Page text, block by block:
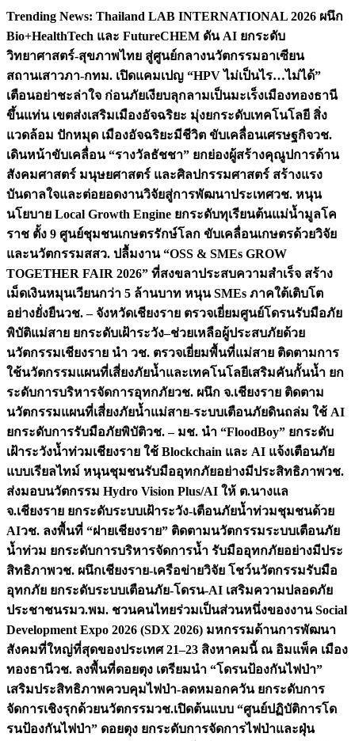
Skip
content
Trending News: Thailand LAB INTERNATIONAL 2026 ผนึก
Bio+HealthTech และ FutureCHEM ดัน AI ยกระดับ
วิทยาศาสตร์-สุขภาพไทย สู่ศูนย์กลางนวัตกรรมอาเซียน
สถานเสาวภา-กทม. เปิดแคมเปญ “HPV ไม่เป็นไร…ไม่ได้”
เตือนอย่าชะล่าใจ ก่อนภัยเงียบลุกลามเป็นมะเร็งเมืองทองธานี
ขึ้นแท่น เขตส่งเสริมเมืองอัจฉริยะ มุ่งยกระดับเทคโนโลยี สิ่ง
แวดล้อม ปักหมุด เมืองอัจฉริยะมีชีวิต ขับเคลื่อนเศรษฐกิจวช.
เดินหน้าขับเคลื่อน “รางวัลธัชชา” ยกย่องผู้สร้างคุณูปการด้าน
สังคมศาสตร์ มนุษยศาสตร์ และศิลปกรรมศาสตร์ สร้างแรง
บันดาลใจและต่อยอดงานวิจัยสู่การพัฒนาประเทศวช. หนุน
นโยบาย Local Growth Engine ยกระดับทุเรียนต้นแม่น้ำมูลโค
ราช ตั้ง 9 ศูนย์ชุมชนเกษตรรักษ์โลก ขับเคลื่อนเกษตรด้วยวิจัย
และนวัตกรรมสสว. ปลื้มงาน “OSS & SMEs GROW
TOGETHER FAIR 2026” ที่สงขลาประสบความสำเร็จ สร้าง
เม็ดเงินหมุนเวียนกว่า 5 ล้านบาท หนุน SMEs ภาคใต้เติบโต
อย่างยั่งยืนวช. – จังหวัดเชียงราย ตรวจเยี่ยมศูนย์โดรนรับมือภัย
พิบัติแม่สาย ยกระดับเฝ้าระวัง–ช่วยเหลือผู้ประสบภัยด้วย
นวัตกรรมเชียงราย นำ วช. ตรวจเยี่ยมพื้นที่แม่สาย ติดตามการ
ใช้นวัตกรรมแผนที่เสี่ยงภัยน้ำและเทคโนโลยีเสริมคันกั้นน้ำ ยก
ระดับการบริหารจัดการอุทกภัยวช. ผนึก จ.เชียงราย ติดตาม
นวัตกรรมแผนที่เสี่ยงภัยน้ำแม่สาย-ระบบเตือนภัยดินถล่ม ใช้ AI
ยกระดับการรับมือภัยพิบัติวช. – มช. นำ “FloodBoy” ยกระดับ
เฝ้าระวังน้ำท่วมเชียงราย ใช้ Blockchain และ AI แจ้งเตือนภัย
แบบเรียลไทม์ หนุนชุมชนรับมืออุทกภัยอย่างมีประสิทธิภาพวช.
ส่งมอบนวัตกรรม Hydro Vision Plus/AI ให้ ต.นางแล
จ.เชียงราย ยกระดับระบบเฝ้าระวัง-เตือนภัยน้ำท่วมชุมชนด้วย
AIวช. ลงพื้นที่ “ฝายเชียงราย” ติดตามนวัตกรรมระบบเตือนภัย
น้ำท่วม ยกระดับการบริหารจัดการน้ำ รับมืออุทกภัยอย่างมีประ
สิทธิภาพวช. ผนึกเชียงราย-เครือข่ายวิจัย โชว์นวัตกรรมรับมือ
อุทกภัย ยกระดับระบบเตือนภัย-โดรน-AI เสริมความปลอดภัย
ประชาชนรมว.พม. ชวนคนไทยร่วมเป็นส่วนหนึ่งของงาน Social
Development Expo 2026 (SDX 2026) มหกรรมด้านการพัฒนา
สังคมที่ใหญ่ที่สุดของประเทศ 21–23 สิงหาคมนี้ ณ อิมแพ็ค เมือง
ทองธานีวช. ลงพื้นที่ดอยตุง เตรียมนำ “โดรนป้องกันไฟป่า”
เสริมประสิทธิภาพควบคุมไฟป่า-ลดหมอกควัน ยกระดับการ
จัดการเชิงรุกด้วยนวัตกรรมวช.เปิดต้นแบบ “ศูนย์ปฏิบัติการโด
รนป้องกันไฟป่า” ดอยตุง ยกระดับการจัดการไฟป่าและฝุ่น